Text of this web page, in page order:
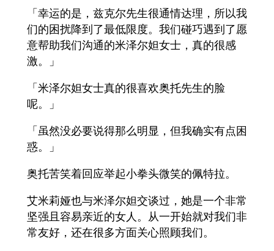
「幸运的是，兹克尔先生很通情达理，所以我
们的困扰降到了最低限度。我们碰巧遇到了愿
意帮助我们沟通的米泽尔妲女士，真的很感
激。」
「米泽尔妲女士真的很喜欢奥托先生的脸
呢。」
「虽然没必要说得那么明显，但我确实有点困
惑。」
奥托苦笑着回应举起小拳头微笑的佩特拉。
艾米莉娅也与米泽尔妲交谈过，她是一个非常
坚强且容易亲近的女人。从一开始就对我们非
常友好，还在很多方面关心照顾我们。